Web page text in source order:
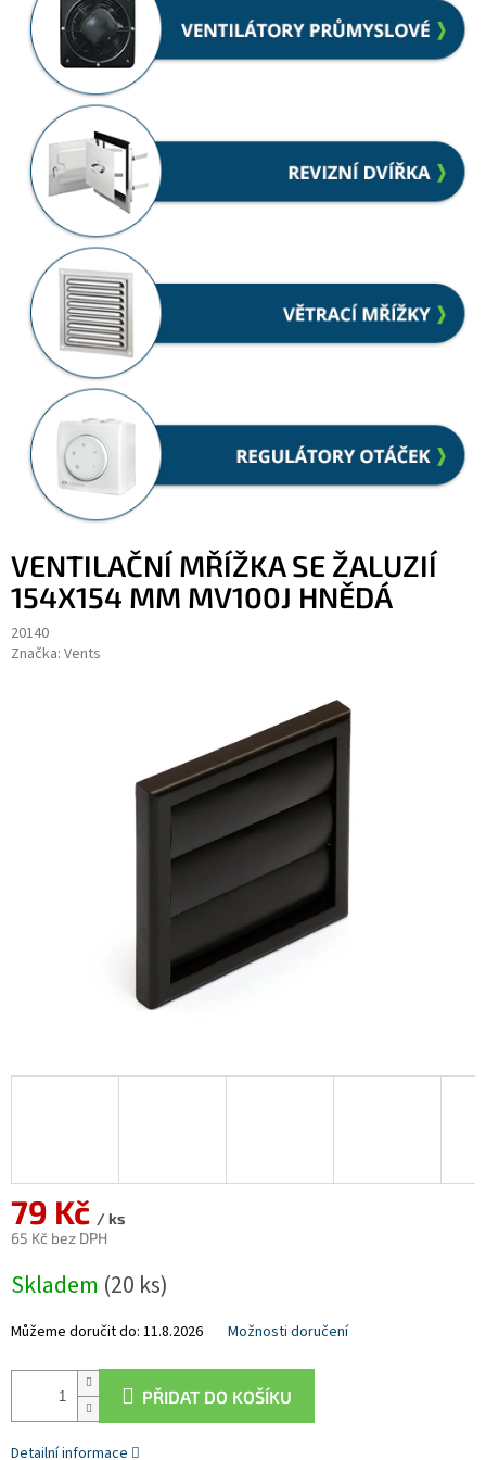
VENTILAČNÍ MŘÍŽKA SE ŽALUZIÍ
154X154 MM MV100J HNĚDÁ
20140
Značka: Vents
79 Kč / ks
65 Kč bez DPH
cena:
Skladem (20 ks)
Můžeme doručit do: 11.8.2026 Možnosti doručení
PŘIDAT DO KOŠÍKU
Detailní informace